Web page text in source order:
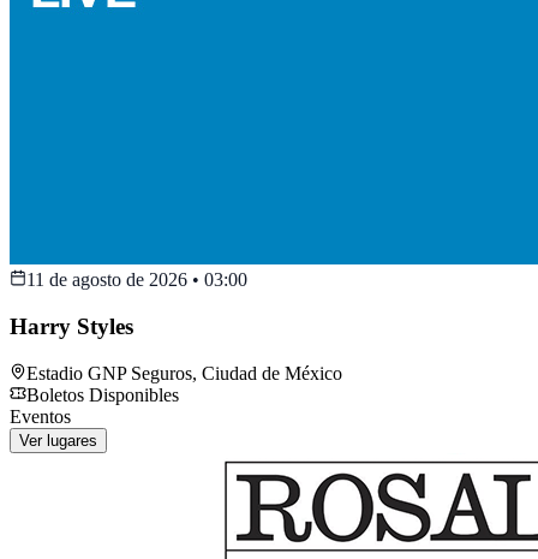
11 de agosto de 2026 • 03:00
Harry Styles
Estadio GNP Seguros, Ciudad de México
Boletos Disponibles
Eventos
Ver lugares